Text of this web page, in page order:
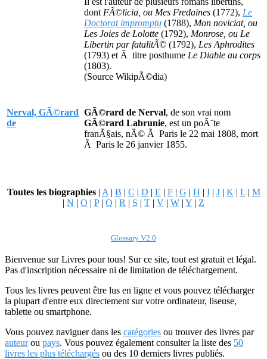
dont FÃ©licia, ou Mes Fredaines (1772), Le
Doctorat impromptu (1788), Mon noviciat, ou
Les Joies de Lolotte (1792), Monrose, ou Le
Libertin par fatalitÃ© (1792), Les Aphrodites
(1793) et Ã titre posthume Le Diable au corps
(1803).
(Source WikipÃ©dia)
Nerval, GÃ©rard
de
GÃ©rard de Nerval, de son vrai nom
GÃ©rard Labrunie, est un poÃ¨te
franÃ§ais, nÃ© Ã Paris le 22 mai 1808, mort
Ã Paris le 26 janvier 1855.
Toutes les biographies| A | B | C | D | E | F| G | H | I| J| K | L| M
| N | O | P| Q | R | S | T | V | W | Y | Z
Glossary V2.0
Bienvenue sur Livres pour tous! Sur ce site, tout est gratuit et légal.
Pas d'inscription nécessaire ni de limitation de téléchargement.
Tous les livres peuvent être lus en ligne et vous pouvez télécharger
la plupart d'entre eux directement sur votre ordinateur, liseuse,
tablette ou smartphone.
Vous pouvez naviguer dans les catégories ou trouver des livres par
auteurou pays. Vous pouvez également consulter la liste des 50
livres les plus téléchargés ou des 10 derniers livres publiés.